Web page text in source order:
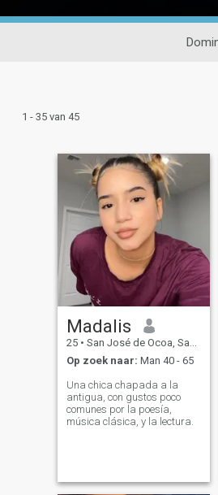
1 - 35 van 45
Madalis
25 • San José de Ocoa, San José de Ocoa, Dominicaanse Rep.
Op zoek naar: Man 40 - 65
Una chica chapada a la
antigua, con gustos poco
comunes por la poesía,
música clásica, y la lectura.